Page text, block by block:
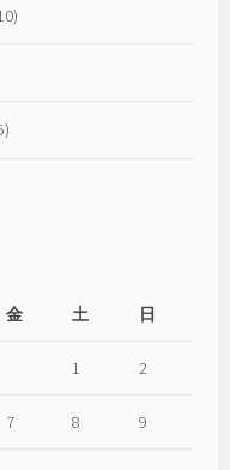
金 土 日
1 2
7 8 9